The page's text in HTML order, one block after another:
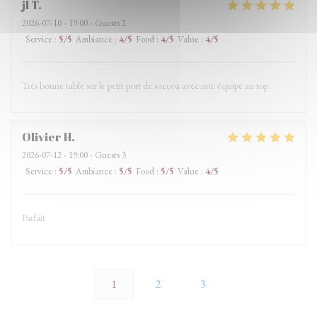
jlT
2026-07-10 - 19:00 - Guests 2
Service : 5/5 Ambiance : 4/5 Food : 4/5 Value : 4/5
Très bonne table sur le petit port de soccoa avec une équipe au top.
OlivierH
2026-07-12 - 19:00 - Guests 3
Service : 5/5 Ambiance : 5/5 Food : 5/5 Value : 4/5
Parfait
1 2 3